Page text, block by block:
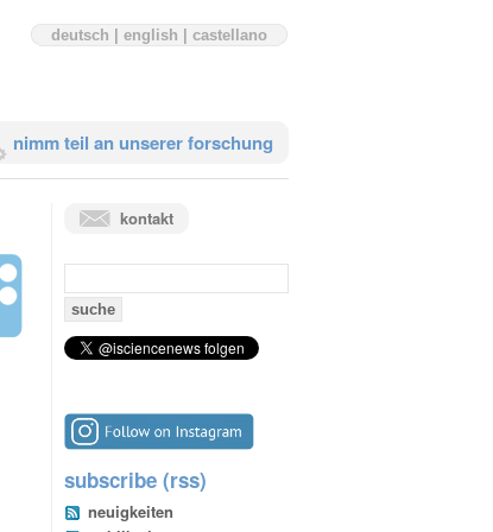
deutsch english castellano
nimm teil an unserer forschung
kontakt
suchen
nach:
subscribe (rss)
neuigkeiten